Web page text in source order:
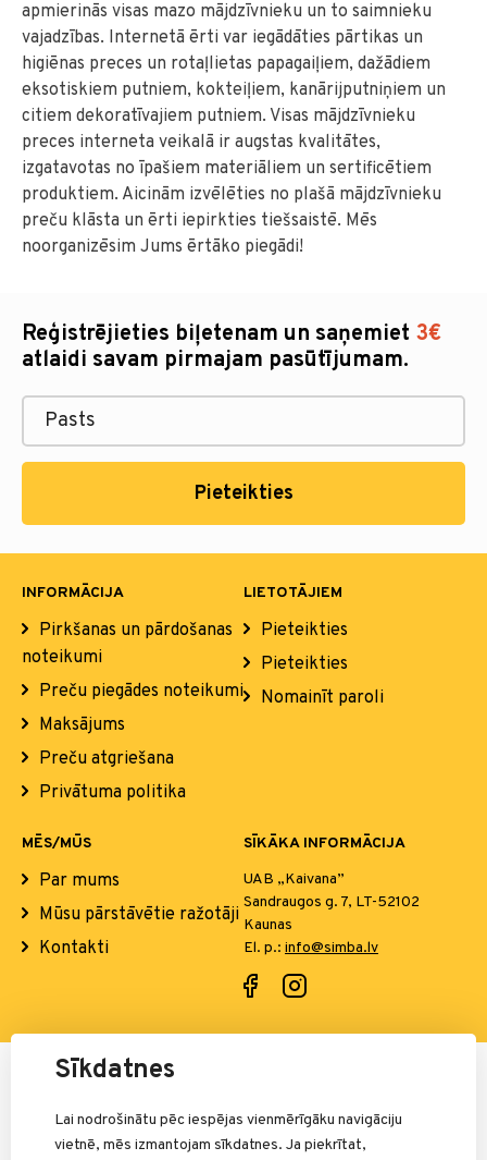
apmierinās visas mazo mājdzīvnieku un to saimnieku
vajadzības. Internetā ērti var iegādāties pārtikas un
higiēnas preces un rotaļlietas papagaiļiem, dažādiem
eksotiskiem putniem, kokteiļiem, kanārijputniņiem un
citiem dekoratīvajiem putniem. Visas mājdzīvnieku
preces interneta veikalā ir augstas kvalitātes,
izgatavotas no īpašiem materiāliem un sertificētiem
produktiem. Aicinām izvēlēties no plašā mājdzīvnieku
preču klāsta un ērti iepirkties tiešsaistē. Mēs
noorganizēsim Jums ērtāko piegādi!
Reģistrējieties biļetenam un saņemiet 3€
atlaidi savam pirmajam pasūtījumam.
Pieteikties
INFORMĀCIJA
Pirkšanas un pārdošanas
noteikumi
Preču piegādes noteikumi
Maksājums
Preču atgriešana
Privātuma politika
LIETOTĀJIEM
Pieteikties
Pieteikties
Nomainīt paroli
MĒS/MŪS
Par mums
Mūsu pārstāvētie ražotāji
Kontakti
SĪKĀKA INFORMĀCIJA
UAB „Kaivana”
Sandraugos g. 7, LT-52102
Kaunas
El. p.: info@simba.lv
Par maksājumiem atbild:
Sīkdatnes
Lai nodrošinātu pēc iespējas vienmērīgāku navigāciju
vietnē, mēs izmantojam sīkdatnes. Ja piekrītat,